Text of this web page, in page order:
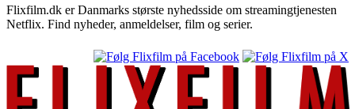
Flixfilm.dk er Danmarks største nyhedsside om streamingtjenesten
Netflix. Find nyheder, anmeldelser, film og serier.